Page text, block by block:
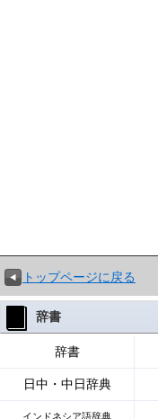
トップページに戻る
辞書
辞書
日中・中日辞典
インドネシア語辞典